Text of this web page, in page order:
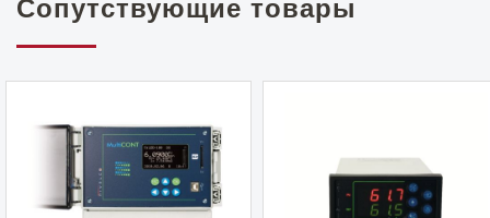
Сопутствующие товары